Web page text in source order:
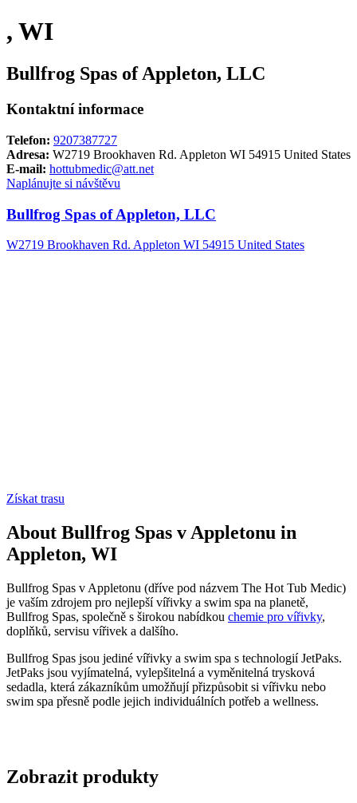
, WI
Bullfrog Spas of Appleton, LLC
Kontaktní informace
Telefon: 9207387727
Adresa: W2719 Brookhaven Rd. Appleton WI 54915 United States
E-mail: hottubmedic@att.net
Naplánujte si návštěvu
Bullfrog Spas of Appleton, LLC
W2719 Brookhaven Rd. Appleton WI 54915 United States
Získat trasu
About Bullfrog Spas v Appletonu in
Appleton, WI
Bullfrog Spas v Appletonu (dříve pod názvem The Hot Tub Medic)
je vaším zdrojem pro nejlepší vířivky a swim spa na planetě,
Bullfrog Spas, společně s širokou nabídkou chemie pro vířivky,
doplňků, servisu vířivek a dalšího.
Bullfrog Spas jsou jediné vířivky a swim spa s technologií JetPaks.
JetPaks jsou vyjímatelná, vylepšitelná a vyměnitelná trysková
sedadla, která zákazníkům umožňují přizpůsobit si vířivku nebo
swim spa přesně podle jejich individuálních potřeb a wellness.
Zobrazit produkty